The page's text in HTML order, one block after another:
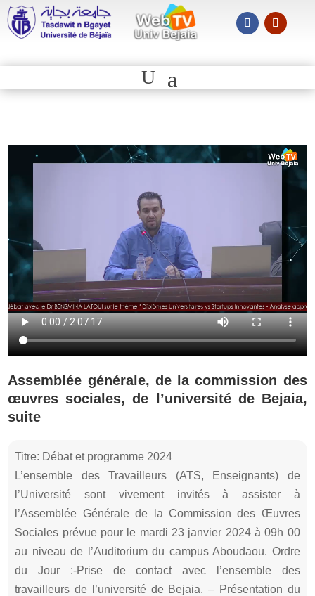
Assemblée générale, de la commission des
œuvres sociales, de l’université de Bejaia,
suite
Titre: Débat et programme 2024
L’ensemble des Travailleurs (ATS, Enseignants) de
l’Université sont vivement invités à assister à
l’Assemblée Générale de la Commission des Œuvres
Sociales prévue pour le mardi 23 janvier 2024 à 09h 00
au niveau de l’Auditorium du campus Aboudaou. Ordre
du Jour :-Prise de contact avec l’ensemble des
travailleurs de l’université de Bejaia. – Présentation du